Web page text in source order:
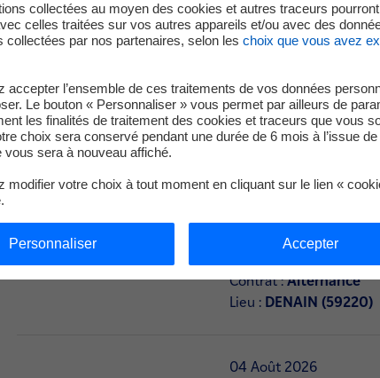
04 Août 2026
TECHNICIEN DE
Contrat :Alternance
Lieu :VALENCIENNES
TECHNICIEN DE
Contrat :Alternance
Lieu : DENAIN (59220)
04 Août 2026
collectées au moyen des cookies et autres traceurs
celles traitées sur vos autres appareils et/ou avec des
collectées par nos partenaires, selon les choix que vous avez
accepter l’ensemble de ces traitements de vos données
Le bouton « Personnaliser » vous permet par ailleurs de
les finalités de traitement des cookies et traceurs que vous
choix sera conservé pendant une durée de 6 mois à l’issue de
vous sera à nouveau affiché.
modifier votre choix à tout moment en cliquant sur le lien «
Personnaliser Accepter